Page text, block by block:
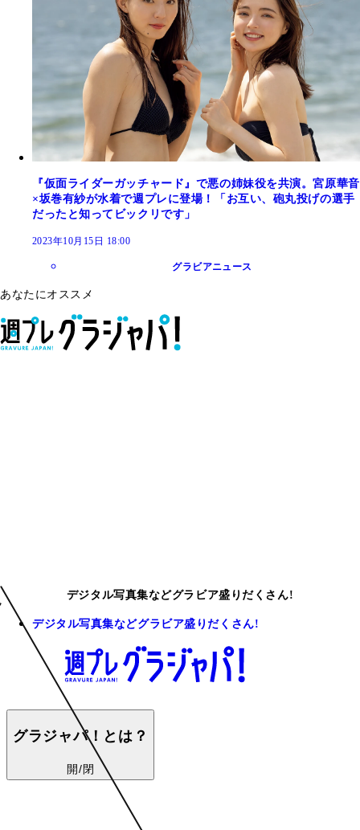
『仮面ライダーガッチャード』で悪の姉妹役を共演。宮原華音
×坂巻有紗が水着で週プレに登場！「お互い、砲丸投げの選手
だったと知ってビックリです」
2023年10月15日 18:00
グラビアニュース
あなたにオススメ
デジタル写真集などグラビア盛りだくさん!
デジタル写真集などグラビア盛りだくさん!
グラジャパ！とは？
開/閉